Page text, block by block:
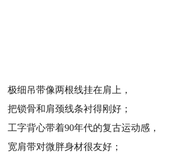
极细吊带像两根线挂在肩上，
把锁骨和肩颈线条衬得刚好；
工字背心带着90年代的复古运动感，
宽肩带对微胖身材很友好；